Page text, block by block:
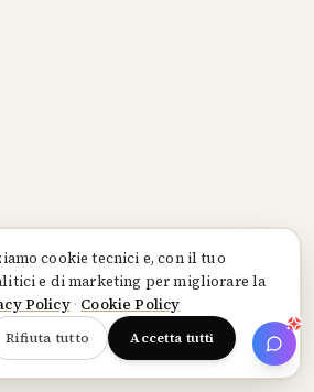
cookie tecnici e, con il tuo
e di marketing per migliorare la
Policy· Cookie Policy
Rifiuta tutto Accetta tutti